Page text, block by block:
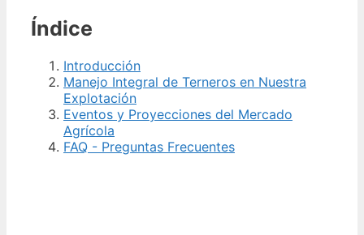
Índice
Introducción
Manejo Integral de Terneros en Nuestra
Explotación
Eventos y Proyecciones del Mercado
Agrícola
FAQ - Preguntas Frecuentes